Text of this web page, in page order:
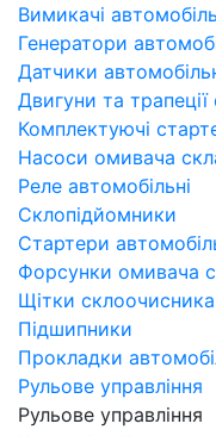
Вимикачі
Генератори
Датчики
Двигуни та трапеції
Комплектуючі
Насоси омивача
Реле автомобільні
Склопідйомники
Стартери
Форсунки омивача
Щітки склоочисника
Підшипники
Прокладки
Рульове управління
Рульове управління